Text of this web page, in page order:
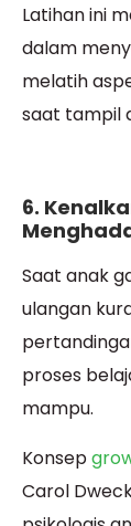
Latihan ini
dalam
melatih
saat tampil
6.
Saat anak
ulangan
proses
mampu.
Konsep
Carol